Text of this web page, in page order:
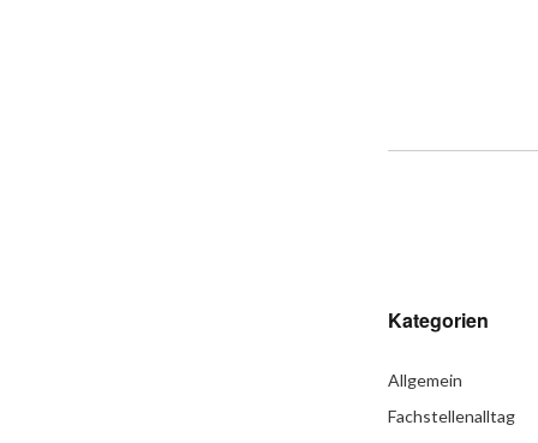
Kategorien
Allgemein
Fachstellenalltag